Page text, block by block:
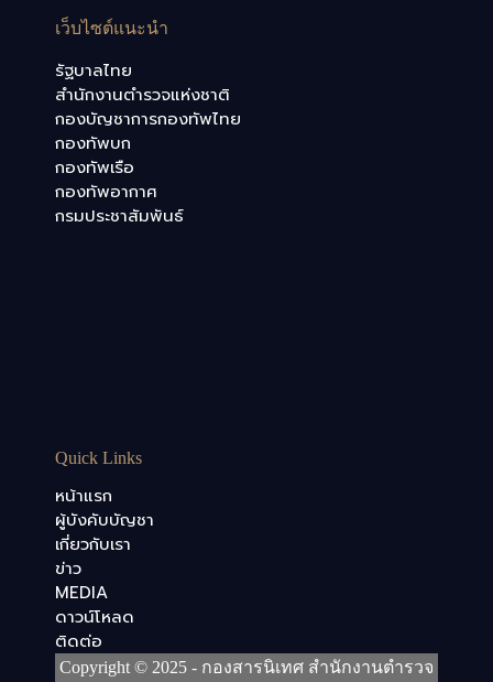
เว็บไซต์แนะนำ
รัฐบาลไทย
สำนักงานตำรวจแห่งชาติ
กองบัญชาการกองทัพไทย
กองทัพบก
กองทัพเรือ
กองทัพอากาศ
กรมประชาสัมพันธ์
Quick Links
หน้าแรก
ผู้บังคับบัญชา
เกี่ยวกับเรา
ข่าว
MEDIA
ดาวน์โหลด
ติดต่อ
Copyright © 2025 - กองสารนิเทศ สำนักงานตำรวจ